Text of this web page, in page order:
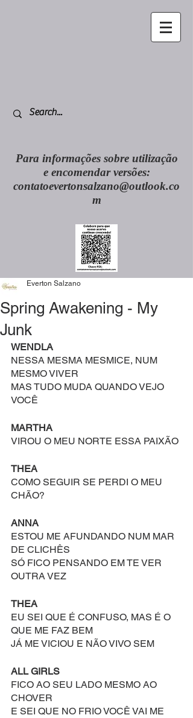
Para informações sobre utilização
e encomendar versões:
contatoevertonsalzano@outlook.co
m
Spring Awakening - My
Junk
Everton Salzano
WENDLA
NESSA MESMA MESMICE, NUM
MESMO VIVER
MAS TUDO MUDA QUANDO VEJO
VOCÊ
MARTHA
VIROU O MEU NORTE ESSA PAIXÃO
THEA
COMO SEGUIR SE PERDI O MEU
CHÃO?
ANNA
ESTOU ME AFUNDANDO NUM MAR
DE CLICHÊS
SÓ FICO PENSANDO EM TE VER
OUTRA VEZ
THEA
EU SEI QUE É CONFUSO, MAS É O
QUE ME FAZ BEM
JÁ ME VICIOU E NÃO VIVO SEM
ALL GIRLS
FICO AO SEU LADO MESMO AO
CHOVER
E SEI QUE NO FRIO VOCÊ VAI ME